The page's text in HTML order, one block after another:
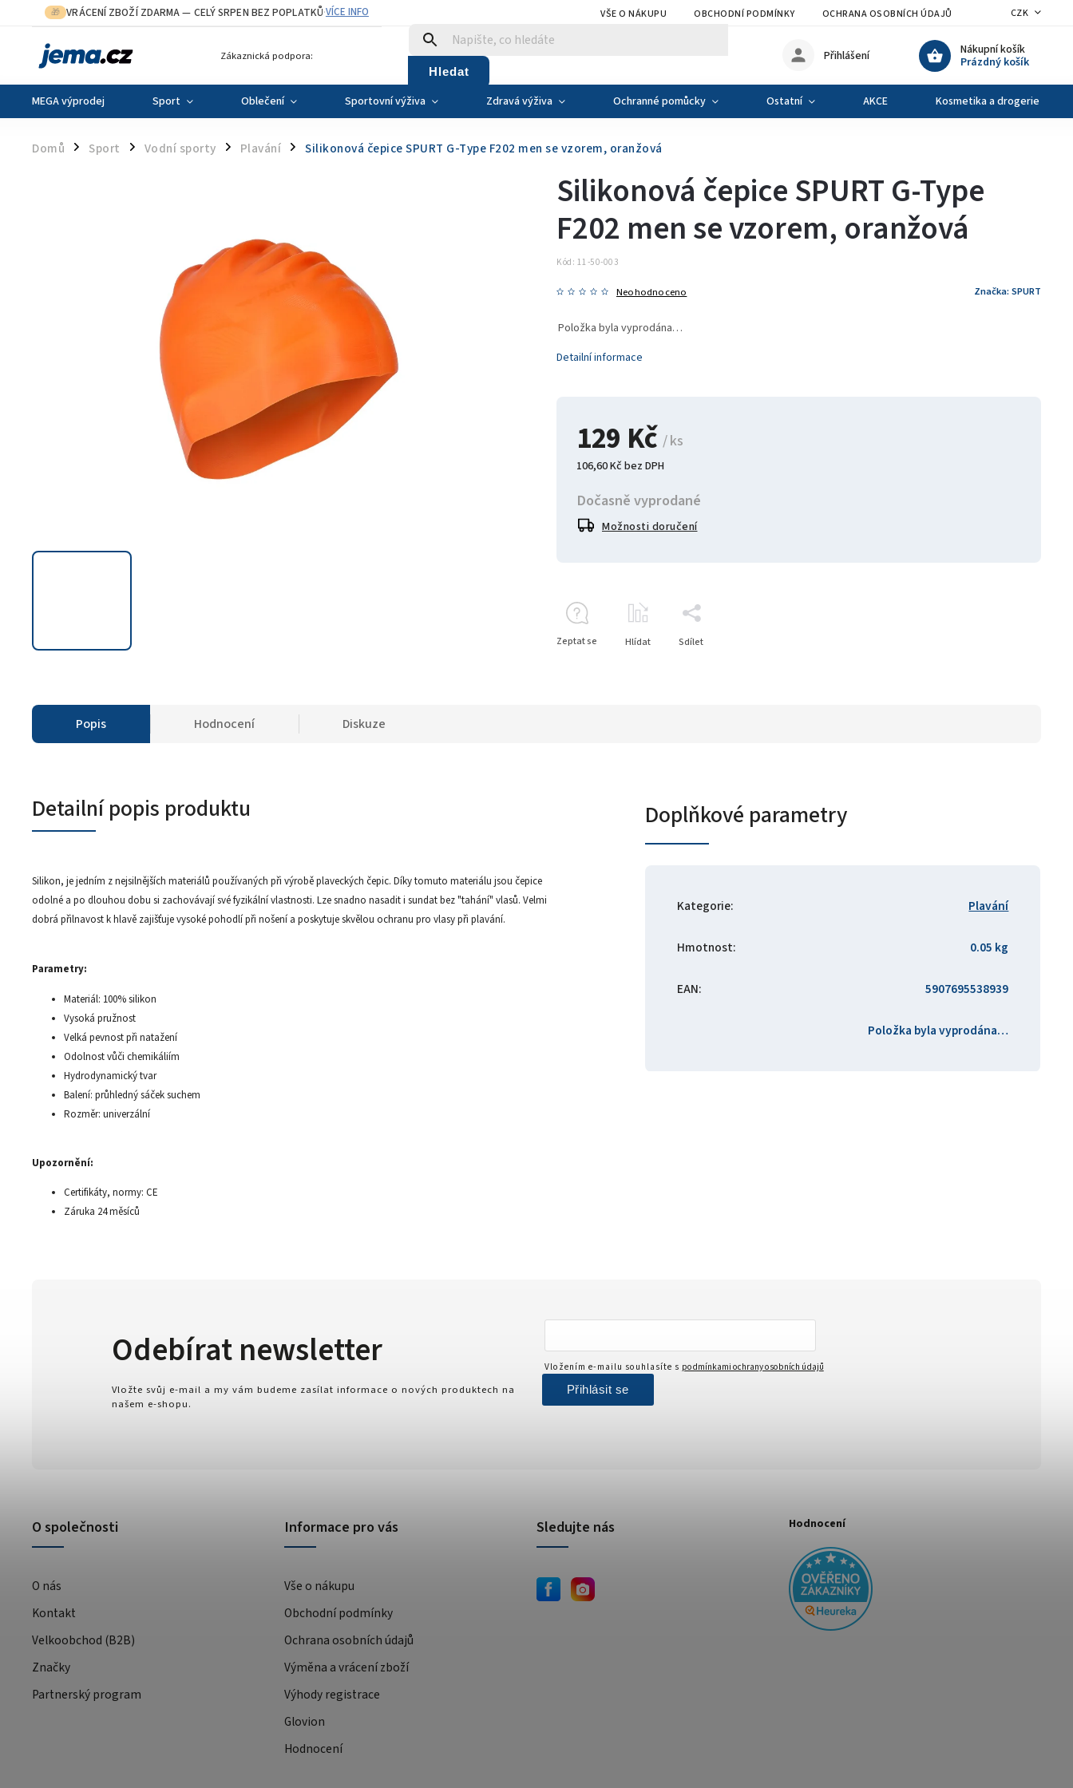
🎁 VRÁCENÍ ZBOŽÍ ZDARMA— CELÝ SRPEN BEZ POPLATKŮ·VÍCE INFO VŠE O NÁKUPU OBCHODNÍ PODMÍNKY OCHRANA OSOBNÍCH ÚDAJŮ VÝMĚNA A VRÁCENÍ
CZK
Zákaznická podpora:
Hledat
Nákupní košík
Prázdný košík
Přihlášení
MEGA výprodej Sport Oblečení Sportovní výživa Zdravá výživa Ochranné pomůcky Ostatní AKCE Kosmetika a drogerie
Domů / Sport / Vodní sporty / Plavání / Silikonová čepice SPURT G-Type F202 men se vzorem, oranžová
129 Kč / ks
106,60 Kč bez DPH
Dočasně vyprodané
Možnosti doručení
Silikonová čepice SPURT G-Type
F202 men se vzorem, oranžová
Kód: 11-50-003
Neohodnoceno Značka: SPURT
Položka byla vyprodána…
Detailní informace
Zeptat se Hlídat Sdílet
Popis Hodnocení Diskuze
Detailní popis produktu
Silikon, je jedním z nejsilnějších materiálů používaných při výrobě plaveckých čepic. Díky tomuto materiálu jsou čepice
odolné a po dlouhou dobu si zachovávají své fyzikální vlastnosti. Lze snadno nasadit i sundat bez "tahání" vlasů. Velmi
dobrá přilnavost k hlavě zajišťuje vysoké pohodlí při nošení a poskytuje skvělou ochranu pro vlasy při plavání.
Parametry:
Materiál: 100% silikon
Vysoká pružnost
Velká pevnost při natažení
Odolnost vůči chemikáliím
Hydrodynamický tvar
Balení: průhledný sáček suchem
Rozměr: univerzální
Upozornění:
Certifikáty, normy: CE
Záruka 24 měsíců
Doplňkové parametry
Kategorie: Plavání
Hmotnost: 0.05 kg
EAN: 5907695538939
Položka byla vyprodána…
O společnosti
O nás
Kontakt
Velkoobchod (B2B)
Značky
Partnerský program
Informace pro vás
Vše o nákupu
Obchodní podmínky
Ochrana osobních údajů
Výměna a vrácení zboží
Výhody registrace
Glovion
Hodnocení
Odebírat newsletter
Vložte svůj e-mail a my vám budeme zasílat informace o nových produktech na
našem e-shopu.
Vložením e-mailu souhlasíte s podmínkami ochrany osobních údajů
Přihlásit se
Sledujte nás Hodnocení